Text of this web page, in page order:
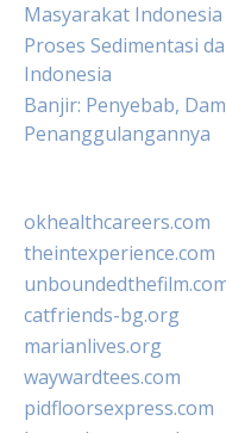
Masyarakat Indonesia
Proses Sedimentasi
Indonesia
Banjir: Penyebab,
Penanggulangannya
okhealthcareers.com
theintexperience.com
catfriends-bg.org
marianlives.org
waywardtees.com
pidfloorsexpress.com